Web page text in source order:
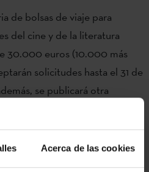
Acerca de las cookies
de bolsas de viaje para
del cine y de la literatura
30.000 euros (10.000 más
solicitudes hasta el 31 de
se publicará otra
destinada al fomento de la
no profesionales.